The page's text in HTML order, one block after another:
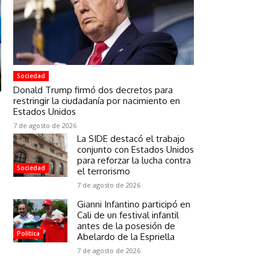
Sociedad
Donald Trump firmó dos decretos para
restringir la ciudadanía por nacimiento en
Estados Unidos
7 de agosto de 2026
Sociedad
La SIDE destacó el trabajo
conjunto con Estados Unidos
para reforzar la lucha contra
el terrorismo
7 de agosto de 2026
Política
Gianni Infantino participó en
Cali de un festival infantil
antes de la posesión de
Abelardo de la Espriella
7 de agosto de 2026